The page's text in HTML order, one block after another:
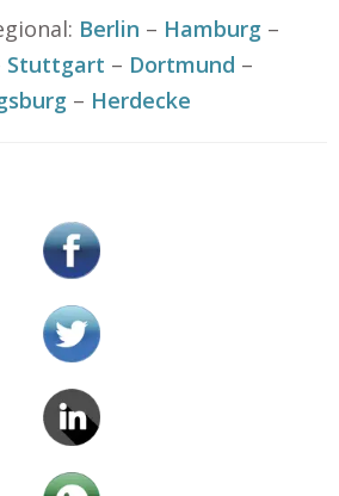
Berlin – Hamburg –
Stuttgart – Dortmund –
– Herdecke